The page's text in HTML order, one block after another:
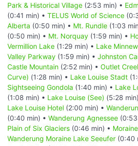
Park & Historical Village (2:53 min) •
(0:41 min) • TELUS World of Science
Alberta (0:50 min) • Mt. Rundle (1:03
(0:50 min) • Mt. Norquay (1:59 min) •
Vermillion Lake (1:29 min) • Lake
Valley Parkway (1:59 min) • Johnston
Castle Mountain (2:52 min) • Outlet
Curve) (1:28 min) • Lake Louise Stadt
Sightseeing Gondola (1:40 min) • Lake
(1:08 min) • Lake Louise (See) (5:28
Lake Louise Hotel (2:00 min) •
(0:40 min) • Wanderung Agnessee
Plain of Six Glaciers (0:46 min) •
Wanderung Moraine Lake Seeufer (0:40